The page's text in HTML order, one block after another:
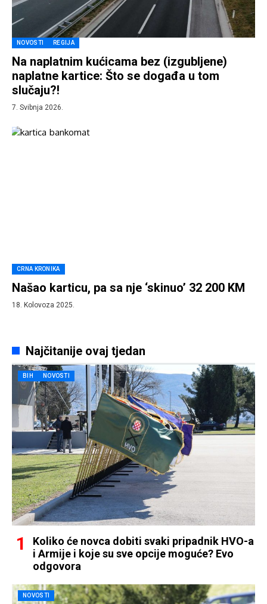
NOVOSTI REGIJA
Na naplatnim kućicama bez (izgubljene)
naplatne kartice: Što se događa u tom
slučaju?!
7. Svibnja 2026.
CRNA KRONIKA
Našao karticu, pa sa nje ‘skinuo’ 32 200 KM
18. Kolovoza 2025.
Najčitanije ovaj tjedan
BIH NOVOSTI
Koliko će novca dobiti svaki pripadnik HVO-a
i Armije i koje su sve opcije moguće? Evo
odgovora
NOVOSTI